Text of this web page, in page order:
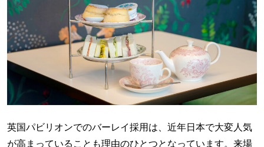
英国パビリオンでのバーレイ採用は、近年日本で大変人気
が高まっていることも理由のひとつとなっています。来場